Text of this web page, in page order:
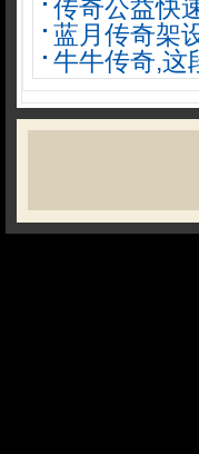
传奇公益快
蓝月传奇架
牛牛传奇,这